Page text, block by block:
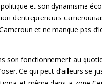
et son dynamisme
d’entrepreneurs
et ne manque pas
son fonctionnement au
Ce qui peut d’ailleurs se